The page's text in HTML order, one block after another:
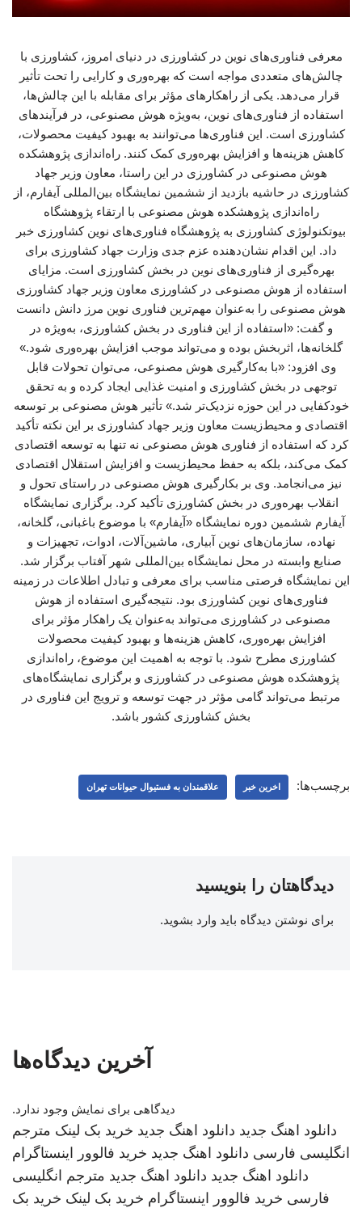
معرفی فناوری‌های نوین در کشاورزی در دنیای امروز، کشاورزی با
چالش‌های متعددی مواجه است که بهره‌وری و کارایی را تحت تأثیر
قرار می‌دهد. یکی از راهکارهای مؤثر برای مقابله با این چالش‌ها،
استفاده از فناوری‌های نوین، به‌ویژه هوش مصنوعی، در فرآیندهای
کشاورزی است. این فناوری‌ها می‌توانند به بهبود کیفیت محصولات،
کاهش هزینه‌ها و افزایش بهره‌وری کمک کنند. راه‌اندازی پژوهشکده
هوش مصنوعی در کشاورزی در این راستا، معاون وزیر جهاد
کشاورزی در حاشیه بازدید از ششمین نمایشگاه بین‌المللی آیفارم، از
راه‌اندازی پژوهشکده هوش مصنوعی با ارتقاء پژوهشگاه
بیوتکنولوژی کشاورزی به پژوهشگاه فناوری‌های نوین کشاورزی خبر
داد. این اقدام نشان‌دهنده عزم جدی وزارت جهاد کشاورزی برای
بهره‌گیری از فناوری‌های نوین در بخش کشاورزی است. مزایای
استفاده از هوش مصنوعی در کشاورزی معاون وزیر جهاد کشاورزی
هوش مصنوعی را به‌عنوان مهم‌ترین فناوری نوین مرز دانش دانست
و گفت: «استفاده از این فناوری در بخش کشاورزی، به‌ویژه در
گلخانه‌ها، اثربخش بوده و می‌تواند موجب افزایش بهره‌وری شود.»
وی افزود: «با به‌کارگیری هوش مصنوعی، می‌توان تحولات قابل
توجهی در بخش کشاورزی و امنیت غذایی ایجاد کرده و به تحقق
خودکفایی در این حوزه نزدیک‌تر شد.» تأثیر هوش مصنوعی بر توسعه
اقتصادی و محیط‌زیست معاون وزیر جهاد کشاورزی بر این نکته تأکید
کرد که استفاده از فناوری هوش مصنوعی نه تنها به توسعه اقتصادی
کمک می‌کند، بلکه به حفظ محیط‌زیست و افزایش استقلال اقتصادی
نیز می‌انجامد. وی بر بکارگیری هوش مصنوعی در راستای تحول و
انقلاب بهره‌وری در بخش کشاورزی تأکید کرد. برگزاری نمایشگاه
آیفارم ششمین دوره نمایشگاه «آیفارم» با موضوع باغبانی، گلخانه،
نهاده، سازمان‌های نوین آبیاری، ماشین‌آلات، ادوات، تجهیزات و
صنایع وابسته در محل نمایشگاه بین‌المللی شهر آفتاب برگزار شد.
این نمایشگاه فرصتی مناسب برای معرفی و تبادل اطلاعات در زمینه
فناوری‌های نوین کشاورزی بود. نتیجه‌گیری استفاده از هوش
مصنوعی در کشاورزی می‌تواند به‌عنوان یک راهکار مؤثر برای
افزایش بهره‌وری، کاهش هزینه‌ها و بهبود کیفیت محصولات
کشاورزی مطرح شود. با توجه به اهمیت این موضوع، راه‌اندازی
پژوهشکده هوش مصنوعی در کشاورزی و برگزاری نمایشگاه‌های
مرتبط می‌تواند گامی مؤثر در جهت توسعه و ترویج این فناوری در
بخش کشاورزی کشور باشد.
برچسب‌ها: اخرین خبر علاقمندان به فستیوال حیوانات تهران
دیدگاهتان را بنویسید
برای نوشتن دیدگاه باید وارد بشوید.
آخرین دیدگاه‌ها
دیدگاهی برای نمایش وجود ندارد.
دانلود اهنگ جدید دانلود اهنگ جدید خرید بک لینک مترجم
انگلیسی فارسی دانلود اهنگ جدید خرید فالوور اینستاگرام
دانلود اهنگ جدید دانلود اهنگ جدید مترجم انگلیسی
فارسی خرید فالوور اینستاگرام خرید بک لینک خرید بک